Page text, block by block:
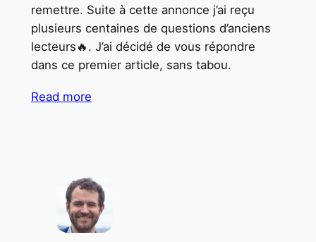
remettre. Suite à cette annonce j’ai reçu
plusieurs centaines de questions d’anciens
lecteurs🔥. J’ai décidé de vous répondre
dans ce premier article, sans tabou.
Read more